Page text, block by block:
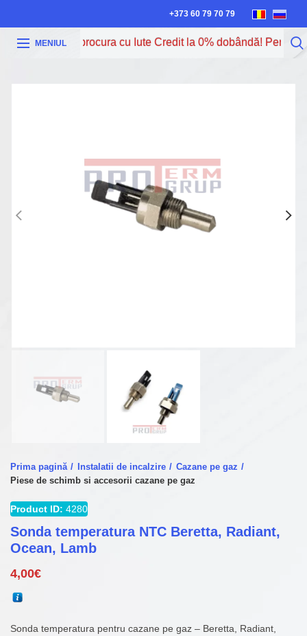
+373 60 79 70 79
MENIUL
Acum poți procura cu Iute Credit la 0% dobândă! Pentru
Prima pagină Instalatii de incalzire
Cazane pe gaz
Piese de schimb si accesorii cazane pe gaz
Product ID: 4280
Sonda temperatura NTC Beretta, Radiant,
Ocean, Lamb
4,00€
Sonda temperatura pentru cazane pe gaz – Beretta, Radiant,